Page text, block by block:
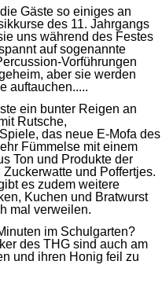
Gäste so einiges an
des 11. Jahrgangs
uns während des Festes
auf sogenannte
Vorführungen
aber sie werden
auftauchen.....
ein bunter Reigen an
Rutsche,
das neue E-Mofa des
Fümmelse mit einem
Ton und Produkte der
und Poffertjes.
es zudem weitere
Kuchen und Bratwurst
mal verweilen.
im Schulgarten?
des THG sind auch am
und ihren Honig feil zu